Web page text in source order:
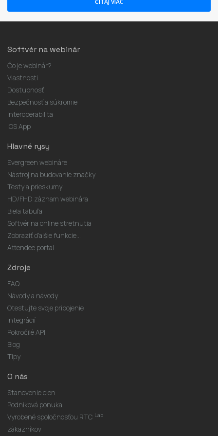
Softvér na webinár
Čo je webinár?
Vlastnosti
Dostupnosť
Bezpečnosť a súkromie
Interoperabilita
iOS App
Hlavné rysy
Evergreen webináre
Nástroj na budovanie značky
Testy a prieskumy
HD/FHD záznam webinára
Biela tabuľa
Softvér na online stretnutia
Zobraziť ďalšie funkcie...
Attendee portal
Zdroje
FAQ
Návody a návody
Otestujte svoje pripojenie
integrácií
Pokročilé API
Blog
Tipy
O nás
Stanovenie cien
Podniková ponuka
Vyrobené spoločnosťou RTC Lab
zákazníkov